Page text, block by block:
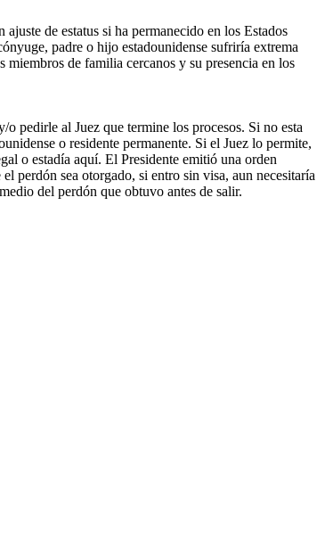
de estatus si ha permanecido en los Estados
padre o hijo estadounidense sufriría extrema
miembros de familia cercanos y su presencia en los
pedirle al Juez que termine los procesos. Si no esta
o residente permanente. Si el Juez lo permite,
o estadía aquí. El Presidente emitió una orden
perdón sea otorgado, si entro sin visa, aun necesitaría
del perdón que obtuvo antes de salir.